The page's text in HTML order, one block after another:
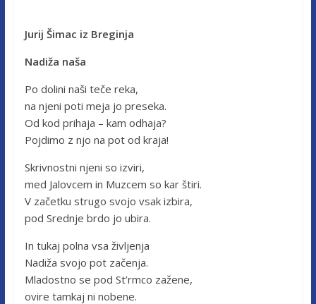
Jurij Šimac iz Breginja
Nadiža naša
Po dolini naši teče reka,
na njeni poti meja jo preseka.
Od kod prihaja – kam odhaja?
Pojdimo z njo na pot od kraja!
Skrivnostni njeni so izviri,
med Jalovcem in Muzcem so kar štiri.
V začetku strugo svojo vsak izbira,
pod Srednje brdo jo ubira.
In tukaj polna vsa življenja
Nadiža svojo pot začenja.
Mladostno se pod St’rmco zažene,
ovire tamkaj ni nobene.